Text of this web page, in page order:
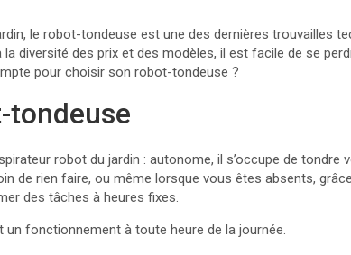
le robot-tondeuse est une des dernières trouvailles
diversité des prix et des modèles, il est facile de se
pour choisir son robot-tondeuse ?
tondeuse
robot du jardin : autonome, il s’occupe de tondre
de rien faire, ou même lorsque vous êtes absents,
des tâches à heures fixes.
fonctionnement à toute heure de la journée.